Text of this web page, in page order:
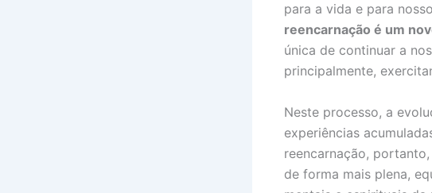
para a vida e para
reencarnação é um
única de continuar a
principalmente,
Neste processo, a
experiências
reencarnação,
de forma mais plena,